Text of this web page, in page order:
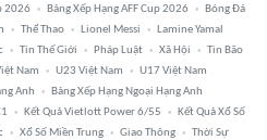
2026 Bảng Xếp Hạng AFF Cup 2026
Bóng Đá
Thể Thao Lionel Messi
Lamine Yamal
Tin Thế Giới Pháp Luật Xã Hội
Tin Bão
Nam U23 Việt Nam
U17 Việt Nam
Anh
Bảng Xếp Hạng Ngoại Hạng Anh
Kết Quả Vietlott Power 6/55
Kết Quả Xổ Số
Xổ Số Miền Trung Giao Thông Thời Sự